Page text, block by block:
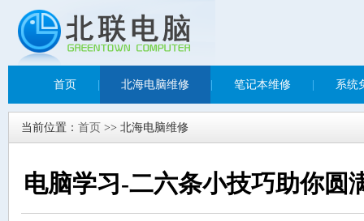
首页 北海电脑维修 笔记本维修 系统
当前位置： 首页 >> 北海电脑维修
电脑学习-二六条小技巧助你圆